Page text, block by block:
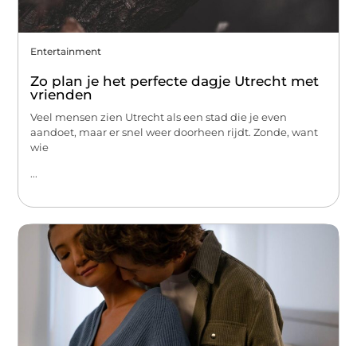
Entertainment
Zo plan je het perfecte dagje Utrecht met
vrienden
Veel mensen zien Utrecht als een stad die je even
aandoet, maar er snel weer doorheen rijdt. Zonde, want
wie
...